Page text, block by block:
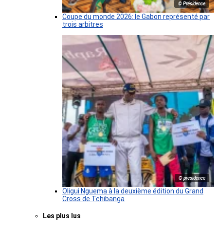
© Présidence
Coupe du monde 2026: le Gabon représenté par
trois arbitres
© presidence
Oligui Nguema à la deuxième édition du Grand
Cross de Tchibanga
Les plus lus